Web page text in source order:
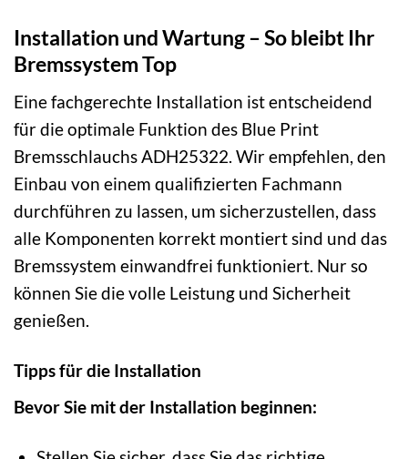
Installation und Wartung – So bleibt Ihr
Bremssystem Top
Eine fachgerechte Installation ist entscheidend
für die optimale Funktion des Blue Print
Bremsschlauchs ADH25322. Wir empfehlen, den
Einbau von einem qualifizierten Fachmann
durchführen zu lassen, um sicherzustellen, dass
alle Komponenten korrekt montiert sind und das
Bremssystem einwandfrei funktioniert. Nur so
können Sie die volle Leistung und Sicherheit
genießen.
Tipps für die Installation
Bevor Sie mit der Installation beginnen: